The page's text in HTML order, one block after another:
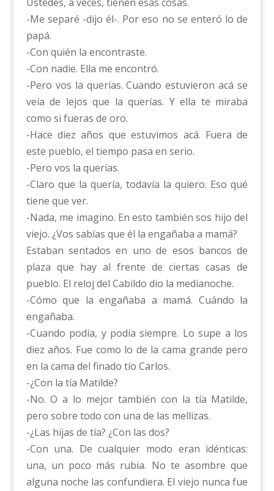
Ustedes, a veces, tienen esas cosas.
-Me separé -dijo él-. Por eso no se enteró lo de
papá.
-Con quién la encontraste.
-Con nadie. Ella me encontró.
-Pero vos la querías. Cuando estuvieron acá se
veía de lejos que la querías. Y ella te miraba
como si fueras de oro.
-Hace diez años que estuvimos acá. Fuera de
este pueblo, el tiempo pasa en serio.
-Pero vos la querías.
-Claro que la quería, todavía la quiero. Eso qué
tiene que ver.
-Nada, me imagino. En esto también sos hijo del
viejo. ¿Vos sabías que él la engañaba a mamá?
Estaban sentados en uno de esos bancos de
plaza que hay al frente de ciertas casas de
pueblo. El reloj del Cabildo dio la medianoche.
-Cómo que la engañaba a mamá. Cuándo la
engañaba.
-Cuando podía, y podía siempre. Lo supe a los
diez años. Fue como lo de la cama grande pero
en la cama del finado tío Carlos.
-¿Con la tía Matilde?
-No. O a lo mejor también con la tía Matilde,
pero sobre todo con una de las mellizas.
-¿Las hijas de tía? ¿Con las dos?
-Con una. De cualquier modo eran idénticas:
una, un poco más rubia. No te asombre que
alguna noche las confundiera. El viejo nunca fue